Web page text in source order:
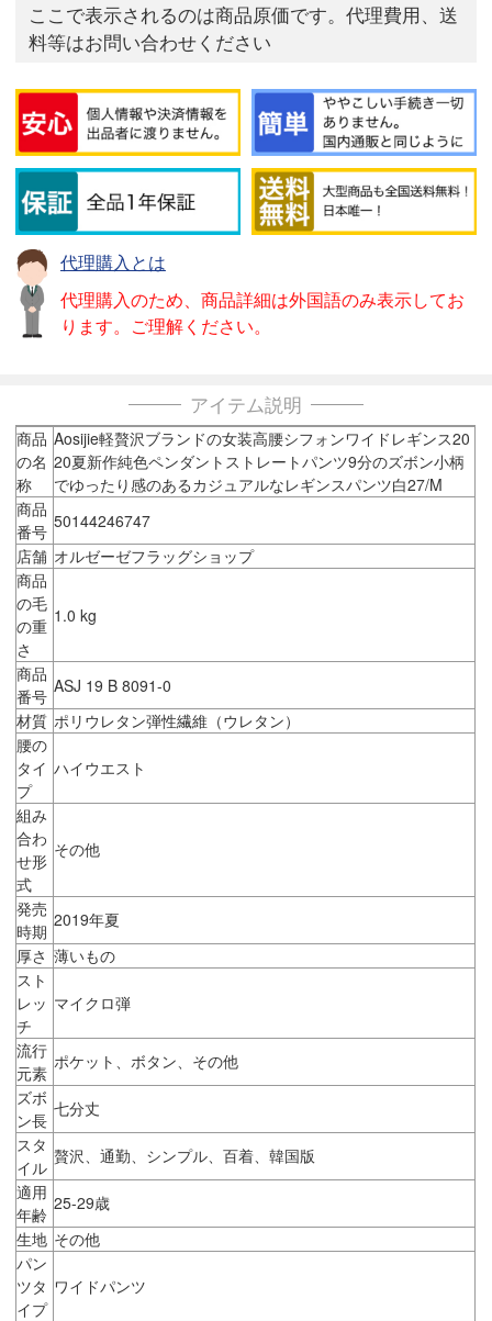
ここで表示されるのは商品原価です。代理費用、送
料等はお問い合わせください
代理購入とは
代理購入のため、商品詳細は外国語のみ表示してお
ります。ご理解ください。
アイテム説明
商品
の名
称
Aosijie軽贅沢ブランドの女装高腰シフォンワイドレギンス20
20夏新作純色ペンダントストレートパンツ9分のズボン小柄
でゆったり感のあるカジュアルなレギンスパンツ白27/M
商品
番号 50144246747
店舗 オルゼーゼフラッグショップ
商品
の毛
の重
さ
1.0 kg
商品
番号 ASJ 19 B 8091-0
材質 ポリウレタン弾性繊維（ウレタン）
腰の
タイ
プ
ハイウエスト
組み
合わ
せ形
式
その他
発売
時期
2019年夏
厚さ 薄いもの
スト
レッ
チ
マイクロ弾
流行
元素
ポケット、ボタン、その他
ズボ
ン長
七分丈
スタ
イル
贅沢、通勤、シンプル、百着、韓国版
適用
年齢
25-29歳
生地 その他
パン
ツタ
イプ
ワイドパンツ